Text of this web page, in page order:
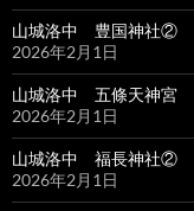
山城洛中 豊国神社②
2026年2月1日
山城洛中 五條天神宮
2026年2月1日
山城洛中 福長神社②
2026年2月1日